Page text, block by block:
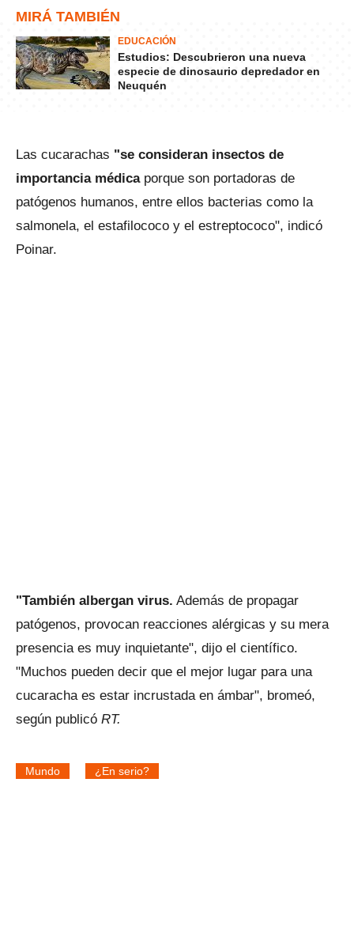
MIRÁ TAMBIÉN
EDUCACIÓN
Estudios: Descubrieron una nueva
especie de dinosaurio depredador en
Neuquén
Las cucarachas "se consideran insectos de
importancia médicaporque son portadoras de
patógenos humanos, entre ellos bacterias como la
salmonela, el estafilococo y el estreptococo", indicó
Poinar.
"También albergan virus. Además de propagar
patógenos, provocan reacciones alérgicas y su mera
presencia es muy inquietante", dijo el científico.
"Muchos pueden decir que el mejor lugar para una
cucaracha es estar incrustada en ámbar", bromeó,
según publicó RT.
Mundo ¿En serio?